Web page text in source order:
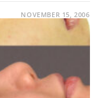
NOVEMBER 15, 2006